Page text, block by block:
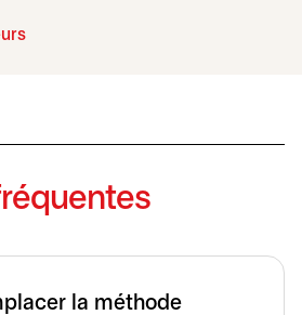
la méthode